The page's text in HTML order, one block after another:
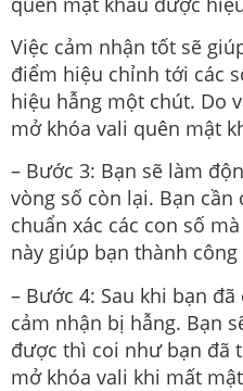
Việc cảm nhận tốt sẽ
điểm hiệu chỉnh tới các
hiệu hẫng một chút. Do
mở khóa vali quên mật
– Bước 3: Bạn sẽ làm
vòng số còn lại. Bạn
chuẩn xác các con số
này giúp bạn thành
– Bước 4: Sau khi bạn
cảm nhận bị hẫng. Bạn
được thì coi như bạn đã
mở khóa vali khi mất